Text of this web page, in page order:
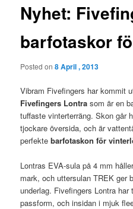
Nyhet:
barfotaskor
Posted on8 April , 2013
Vibram Fivefingers har kommit
Fivefingers Lontra som är en
tuffaste vinterterräng. Skon går
tjockare översida, och är
perfekte barfotaskon för
Lontras EVA-sula på 4 mm
mark, och uttersulan TREK ger
underlag. Fivefingers Lontra
passform, och insidan i mjuk